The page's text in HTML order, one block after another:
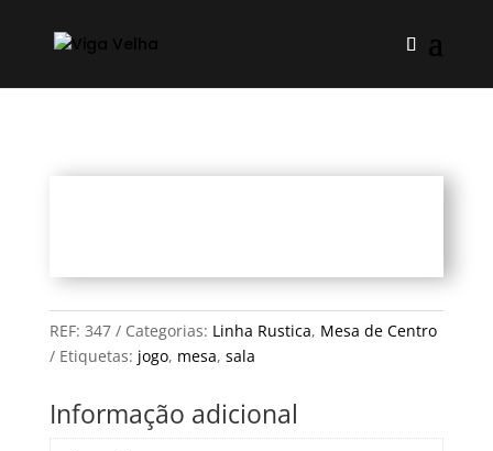
REF: 347 Categorias: Linha Rustica, Mesa de Centro
Etiquetas: jogo, mesa, sala
Informação adicional